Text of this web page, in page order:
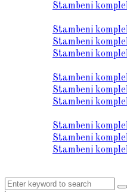
Stambeni
Stambeni
Stambeni
Stambeni
Stambeni
Stambeni
Stambeni
Stambeni
Stambeni
Stambeni